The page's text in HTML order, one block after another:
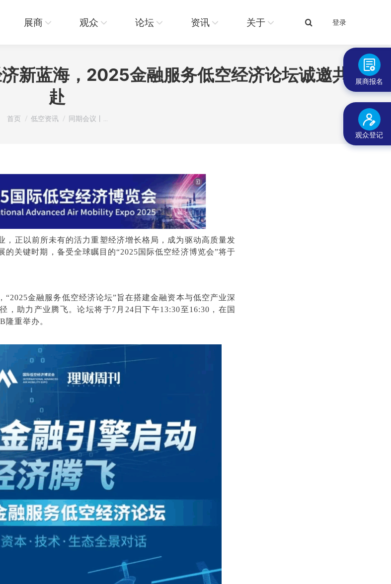
展商 观众 论坛 资讯 关于
搜
登录
新蓝海，2025金融服务低空经济论坛诚邀共
赴
您在这里：
首页 低空资讯 同期会议丨…
，正以前所未有的活力重塑经济增长格局，成为驱动高质量发
的关键时期，备受全球瞩目的“2025国际低空经济博览会”将于
“2025金融服务低空经济论坛”旨在搭建金融资本与低空产业深
，助力产业腾飞。论坛将于7月24日下午13:30至16:30，在国
隆重举办。
展商报名
观众登记
观众 论坛 资讯 关于
搜